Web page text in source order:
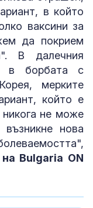
в който
ваксини за
да покрием
В далечния
в борбата с
мерките
който е
не може
нова
Bulgaria ON